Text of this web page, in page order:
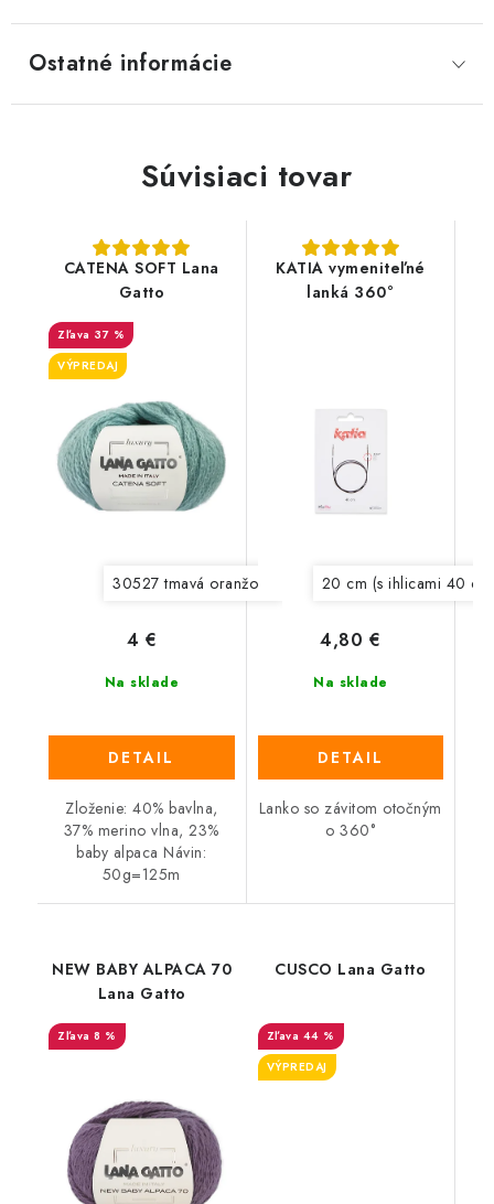
Ostatné informácie
Súvisiaci tovar
CATENA SOFT Lana
Gatto
37 %
VÝPREDAJ
30527 tmavá oranžová 30530 modrá 30536
Na sklade
4 €
DETAIL
Zloženie: 40% bavlna,
37% merino vlna, 23%
baby alpaca Návin:
50g=125m
KATIA vymeniteľné
lanká 360°
20 cm (s ihlicami 40
Na sklade
4,80 €
DETAIL
Lanko so závitom otočným
o 360°
NEW BABY ALPACA 70
Lana Gatto
8 %
CUSCO Lana Gatto
44 %
VÝPREDAJ